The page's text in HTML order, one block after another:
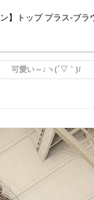
】トップ プラス-ブラ
可愛い～♪ヽ(´▽｀)/